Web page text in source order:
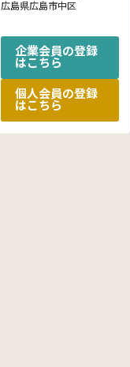
広島県広島市中区
企業会員の登録
はこちら
個人会員の登録
はこちら